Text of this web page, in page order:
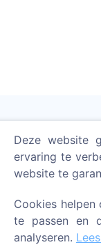
Steek een
Deze website
ervaring te
website te
Cookies helpen
te passen en
analyseren.